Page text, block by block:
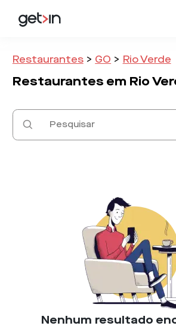
Restaurantes > GO > Rio Verde
Restaurantes em Rio
Nenhum resultado